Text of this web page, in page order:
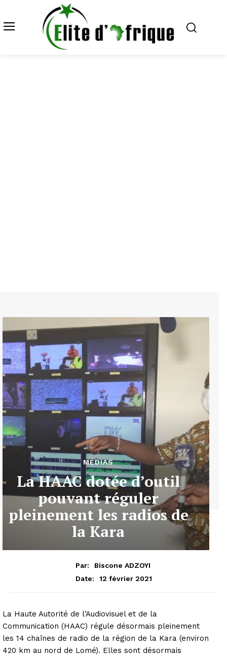
MEDIAS
La HAAC dotée d’outil
pouvant réguler
pleinement les radios de
la Kara
Par:
Biscone ADZOYI
Date:
12 février 2021
La Haute Autorité de l’Audiovisuel et de la
Communication (HAAC) régule désormais pleinement
les 14 chaînes de radio de la région de la Kara (environ
420 km au nord de Lomé). Elles sont désormais